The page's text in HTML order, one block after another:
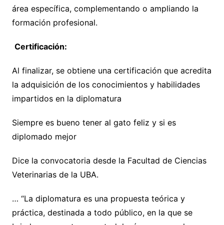
área específica, complementando o ampliando la
formación profesional.
Certificación:
Al finalizar, se obtiene una certificación que acredita
la adquisición de los conocimientos y habilidades
impartidos en la diplomatura
Siempre es bueno tener al gato feliz y si es
diplomado mejor
Dice la convocatoria desde la Facultad de Ciencias
Veterinarias de la UBA.
… “La diplomatura es una propuesta teórica y
práctica, destinada a todo público, en la que se